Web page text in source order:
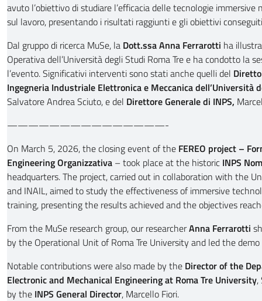
avuto l’obiettivo di studiare l’efficacia delle tecnologie immersive
sul lavoro, presentando i risultati raggiunti e gli obiettivi
Dal gruppo di ricerca MuSe, la Dott.ssa Anna Ferrarotti ha
Operativa dell’Università degli Studi Roma Tre e ha condotto la
l’evento. Significativi interventi sono stati anche quelli del
Ingegneria Industriale Elettronica e Meccanica dell’Università
Salvatore Andrea Sciuto, e del Direttore Generale di INPS,
———————————————-
On March 5, 2026, the closing event of the FEREO project –
Engineering Organizzativa – took place at the historic INPS
headquarters. The project, carried out in collaboration with the
and INAIL, aimed to study the effectiveness of immersive
training, presenting the results achieved and the objectives
From the MuSe research group, our researcherAnna Ferrarotti
by the Operational Unit of Roma Tre University and led the
Notable contributions were also made by the Director of the
Electronic and Mechanical Engineering at Roma Tre University,
by the INPS General Director, Marcello Fiori.